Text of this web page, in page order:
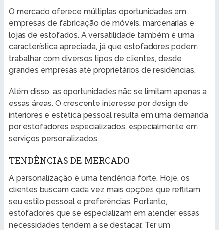
O mercado oferece múltiplas oportunidades em
empresas de fabricação de móveis, marcenarias e
lojas de estofados. A versatilidade também é uma
característica apreciada, já que estofadores podem
trabalhar com diversos tipos de clientes, desde
grandes empresas até proprietários de residências.
Além disso, as oportunidades não se limitam apenas a
essas áreas. O crescente interesse por design de
interiores e estética pessoal resulta em uma demanda
por estofadores especializados, especialmente em
serviços personalizados.
TENDÊNCIAS DE MERCADO
A personalização é uma tendência forte. Hoje, os
clientes buscam cada vez mais opções que reflitam
seu estilo pessoal e preferências. Portanto,
estofadores que se especializam em atender essas
necessidades tendem a se destacar. Ter um